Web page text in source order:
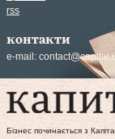
rss
контакти
e-mail:
Бізнес починається з